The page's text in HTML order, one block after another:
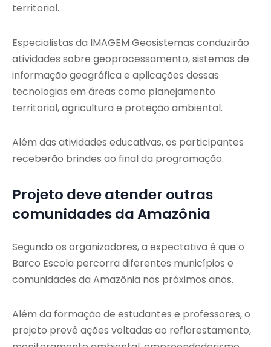
territorial.
Especialistas da IMAGEM Geosistemas conduzirão
atividades sobre geoprocessamento, sistemas de
informação geográfica e aplicações dessas
tecnologias em áreas como planejamento
territorial, agricultura e proteção ambiental.
Além das atividades educativas, os participantes
receberão brindes ao final da programação.
Projeto deve atender outras
comunidades da Amazônia
Segundo os organizadores, a expectativa é que o
Barco Escola percorra diferentes municípios e
comunidades da Amazônia nos próximos anos.
Além da formação de estudantes e professores, o
projeto prevê ações voltadas ao reflorestamento,